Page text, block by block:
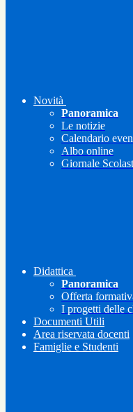
Novità
Panoramica
Le notizie
Calendario
Albo online
Giornale
Didattica
Panoramica
Offerta
I progetti delle
Documenti Utili
Area riservata docenti
Famiglie e Studenti